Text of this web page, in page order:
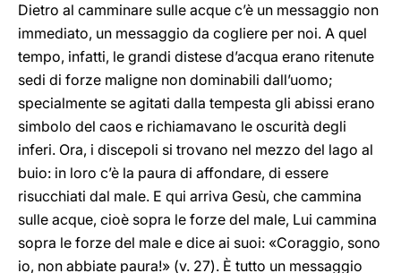
Dietro al camminare sulle acque c’è un messaggio non
immediato, un messaggio da cogliere per noi. A quel
tempo, infatti, le grandi distese d’acqua erano ritenute
sedi di forze maligne non dominabili dall’uomo;
specialmente se agitati dalla tempesta gli abissi erano
simbolo del caos e richiamavano le oscurità degli
inferi. Ora, i discepoli si trovano nel mezzo del lago al
buio: in loro c’è la paura di affondare, di essere
risucchiati dal male. E qui arriva Gesù, che cammina
sulle acque, cioè sopra le forze del male, Lui cammina
sopra le forze del male e dice ai suoi: «Coraggio, sono
io, non abbiate paura!» (v. 27). È tutto un messaggio